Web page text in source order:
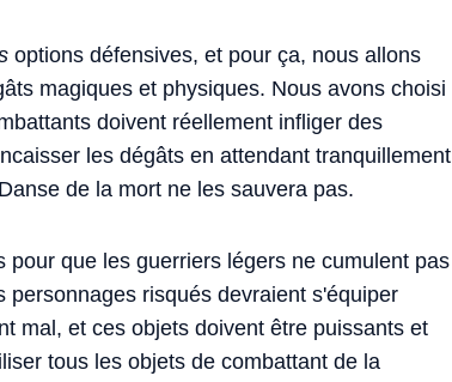
options défensives, et pour ça, nous allons
magiques et physiques. Nous avons choisi
doivent réellement infliger des
les dégâts en attendant tranquillement
de la mort ne les sauvera pas.
que les guerriers légers ne cumulent pas
risqués devraient s'équiper
mal, et ces objets doivent être puissants et
tous les objets de combattant de la